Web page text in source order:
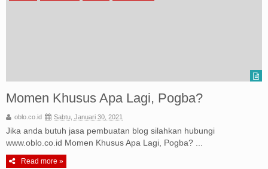
Momen Khusus Apa Lagi, Pogba?
oblo.co.id Sabtu, Januari 30, 2021
Jika anda butuh jasa pembuatan blog silahkan hubungi
www.oblo.co.id Momen Khusus Apa Lagi, Pogba? ...
Read more »